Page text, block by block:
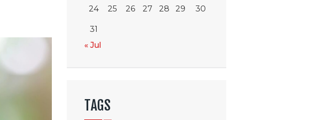
24 25 26 27 28 29 30
31
« Jul
TAGS